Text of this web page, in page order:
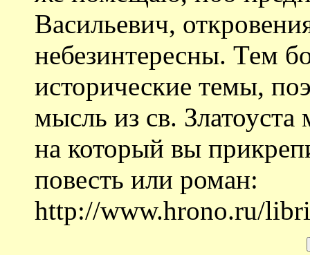
Васильевич,
небезинтересны. Тем
исторические темы,
мысль из св.
на который вы
повесть или роман:
http://www.hrono.ru/